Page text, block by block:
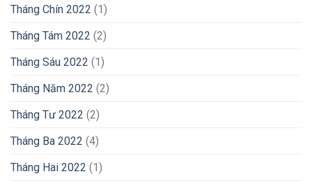
Tháng Chín 2022 (1)
Tháng Tám 2022 (2)
Tháng Sáu 2022 (1)
Tháng Năm 2022 (2)
Tháng Tư 2022 (2)
Tháng Ba 2022 (4)
Tháng Hai 2022 (1)